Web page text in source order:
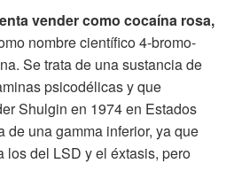
vender como cocaína rosa,
nombre científico 4-bromo-
Se trata de una sustancia de
psicodélicas y que
Shulgin en 1974 en Estados
de una gamma inferior, ya que
los del LSD y el éxtasis, pero